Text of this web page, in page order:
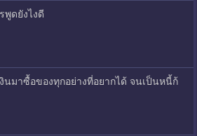
พูดยังไงดี
นมาซื้อของทุกอย่างที่อยากได้ จนเป็นหนี้ก้